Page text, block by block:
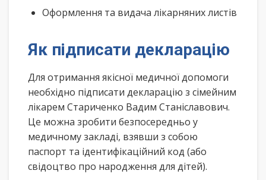
Оформлення та видача лікарняних листів
Як підписати декларацію
Для отримання якісної медичної допомоги
необхідно підписати декларацію з сімейним
лікарем Стариченко Вадим Станіславович.
Це можна зробити безпосередньо у
медичному закладі, взявши з собою
паспорт та ідентифікаційний код (або
свідоцтво про народження для дітей).